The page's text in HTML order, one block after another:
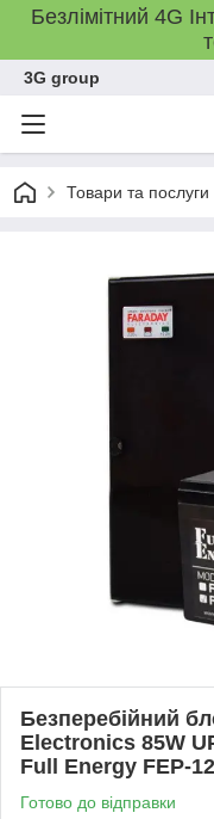
Безлімітний
3G group
Товари та послуги
Безперебійний
Electronics 85W
Full Energy FEP-
Готово до відправки